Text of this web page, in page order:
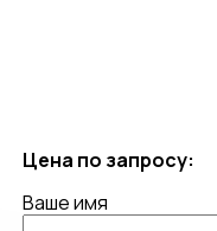
Цена по запросу:
Ваше имя